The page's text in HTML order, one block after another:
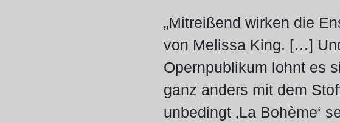
„Mitreißend wirken die
von Melissa King. […]
Opernpublikum lohnt es
ganz anders mit dem
unbedingt ‚La Bohème‘